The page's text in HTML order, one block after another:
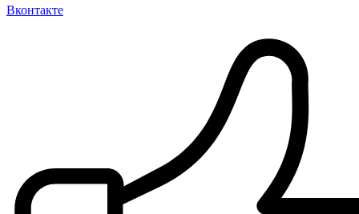
Вконтакте